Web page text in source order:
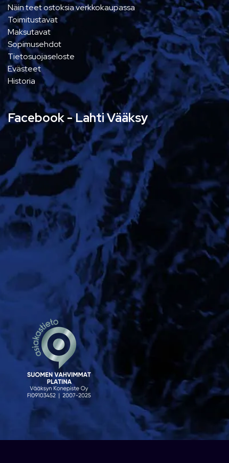
Näin teet ostoksia verkkokaupassa
Toimitustavat
Maksutavat
Sopimusehdot
Tietosuojaseloste
Evästeet
Historia
Facebook - Lahti Vääksy